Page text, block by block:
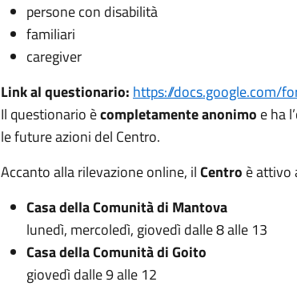
persone con disabilità
familiari
caregiver
Link al questionario: https://docs.google.com/
Il questionario ècompletamente anonimo e ha
le future azioni del Centro.
Accanto alla rilevazione online, ilCentro è attivo
Casa della Comunità di Mantova
lunedì, mercoledì, giovedì dalle 8 alle 13
Casa della Comunità di Goito
giovedì dalle 9 alle 12